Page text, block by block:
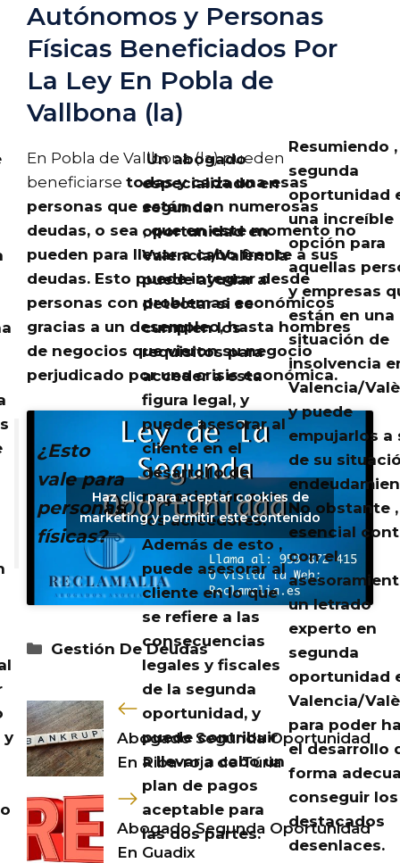
Autónomos y Personas
Físicas Beneficiados Por
La Ley En Pobla de
Vallbona (la)
En Pobla de Vallbona (la) pueden
beneficiarse todas y cada una esas
personas que están con numerosas
deudas, o sea ,que en este momento no
pueden para llevar a cabo frente a sus
deudas. Esto puede integrar desde
personas con problemas económicos
gracias a un desempleo, hasta hombres
de negocios que vieron su negocio
perjudicado por una crisis económica.
y
¿Esto
vale para
personas
físicas?
Un abogado
especializado en
segunda
oportunidad en
Valencia/València
puede ayudar a
detectar si se
cumplen los
requisitos para
acceder a esta
figura legal, y
puede asesorar al
cliente en el
desarrollo de
negociación con
los acreedores.
Además de esto ,
puede asesorar al
cliente en lo que
se refiere a las
consecuencias
legales y fiscales
de la segunda
oportunidad, y
puede contribuir
a llevar a cabo un
plan de pagos
aceptable para
las dos partes.
Resumiendo
segunda
oportunidad
una increíble
opción para
aquellas
y empresas
están en una
situación de
insolvencia
Valencia/
y puede
empujarlos a
de su
No obstante
esencial
con el
un letrado
experto en
segunda
oportunidad
Valencia/
para poder
el desarrollo
forma
conseguir
destacados
desenlaces.
Haz clic para aceptar cookies de
marketing y permitir este contenido
Categorías
Gestión De Deudas
Abogado Segunda Oportunidad
En Riba-roja de Túria
Abogado Segunda Oportunidad
En Guadix